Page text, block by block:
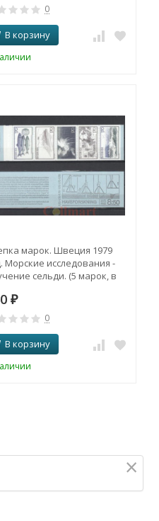
0
В корзину
марок. Швеция 1979
Морские исследования -
сельди. (5 марок, в
₽
0
В корзину
×